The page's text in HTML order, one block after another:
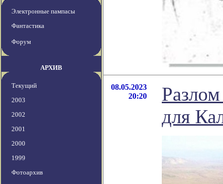
Электронные пампасы
Фантастика
Форум
АРХИВ
Текущий
2003
2002
2001
2000
1999
Фотоархив
08.05.2023
20:20
для